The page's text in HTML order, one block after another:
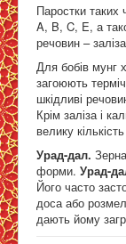
Паростки таких
A, B, C, E, а
речовин –
Для бобів мунг
загоюють
шкідливі
Крім заліза і
велику
Урад-дал.
форми. Урад-
Його часто
доса або
дають йому